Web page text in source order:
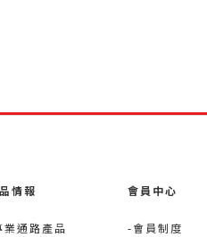
情報
業通路產品
會員中心
-會員制度